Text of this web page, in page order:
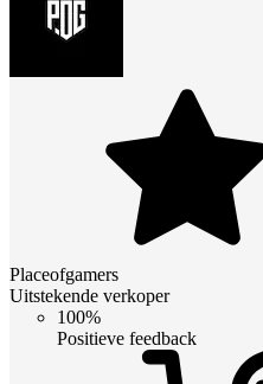
Placeofgamers
Uitstekende verkoper
100%
Positieve feedback